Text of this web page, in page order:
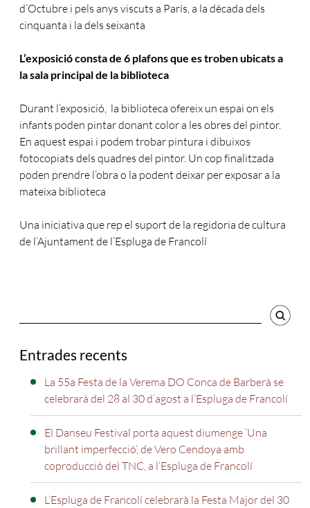
d’Octubre i pels anys viscuts a París, a la dècada dels
cinquanta i la dels seixanta
L’exposició consta de 6 plafons que es troben ubicats a
la sala principal de la biblioteca
Durant l’exposició, la biblioteca ofereix un espai on els
infants poden pintar donant color a les obres del pintor.
En aquest espai i podem trobar pintura i dibuixos
fotocopiats dels quadres del pintor. Un cop finalitzada
poden prendre l’obra o la podent deixar per exposar a la
mateixa biblioteca
Una iniciativa que rep el suport de la regidoria de cultura
de l’Ajuntament de l’Espluga de Francolí
Cercador
Entrades recents
La 55a Festa de la Verema DO Conca de Barberà se
celebrarà del 28 al 30 d’agost a l’Espluga de Francolí
El Danseu Festival porta aquest diumenge ‘Una
brillant imperfecció’, de Vero Cendoya amb
coproducció del TNC, a l’Espluga de Francolí
L’Espluga de Francolí celebrarà la Festa Major del 30